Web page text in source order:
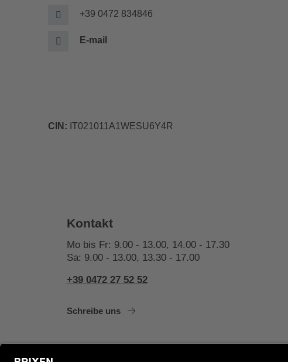
+39 0472 834846
E-mail
CIN: IT021011A1WESU6Y4R
Kontakt
Mo bis Fr: 9.00 - 13.00, 14.00 - 17.30
Sa: 9.00 - 13.00, 13.30 - 17.00
+39 0472 27 52 52
Schreibe uns